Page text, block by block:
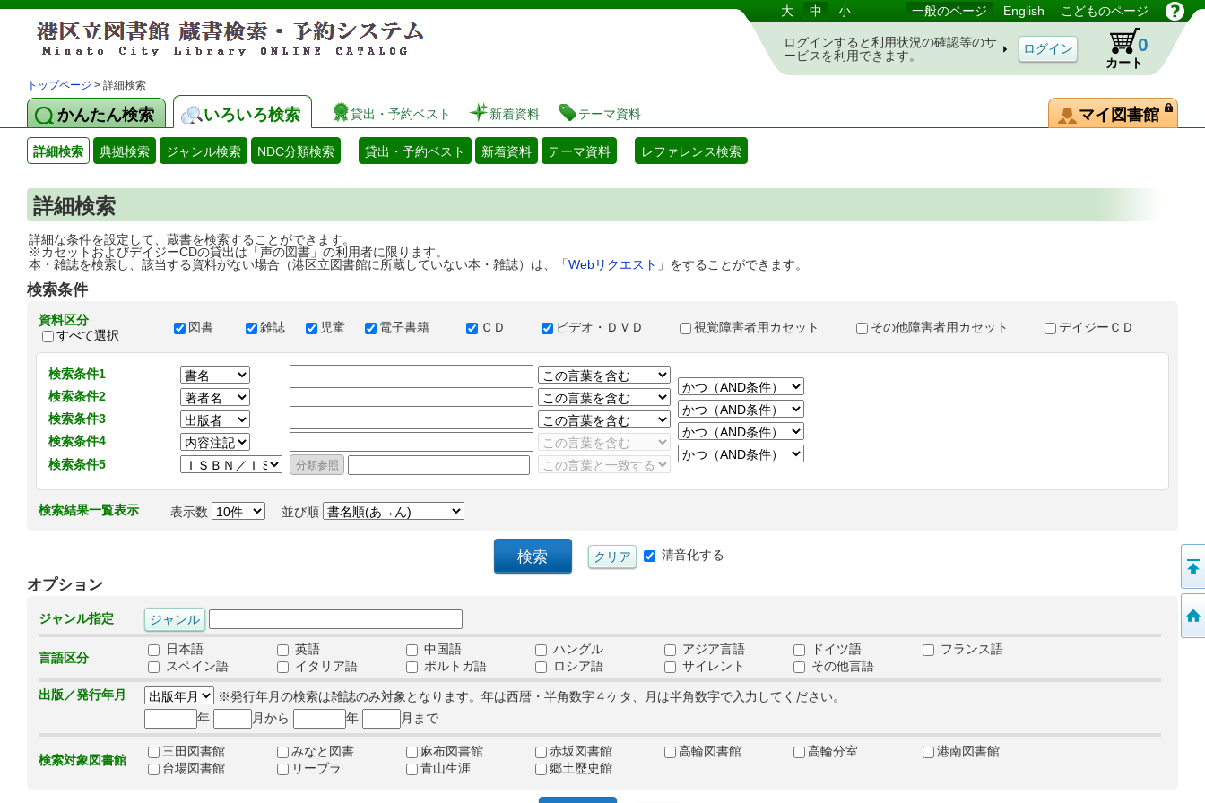
港区立図書館 蔵書検索・予約システム 大 中 小 一般のページ English こどものページ
ログインすると利用状況の確認等のサ
ービスを利用できます。
カート
0
トップページ > 詳細検索
かんたん検索 いろいろ検索 貸出・予約ベスト 新着資料 テーマ資料 マイ図書館
詳細検索 典拠検索 ジャンル検索 NDC分類検索 貸出・予約ベスト 新着資料 テーマ資料 レファレンス検索
詳細検索
詳細な条件を設定して、蔵書を検索することができます。
※カセットおよびデイジーCDの貸出は「声の図書」の利用者に限ります。
本・雑誌を検索し、該当する資料がない場合（港区立図書館に所蔵していない本・雑誌）は、「Webリクエスト 」をすることができます。
検索条件
資料区分
すべて選択
図書 雑誌 児童 電子書籍 ＣＤ ビデオ・ＤＶＤ 視覚障害者用カセット その他障害者用カセット デイジーＣＤ
検索条件1
検索条件2
検索条件3
検索条件4
検索条件5
検索結果一覧表示 表示数 並び順
清音化する
オプション
ジャンル指定
言語区分
日本語 英語 中国語 ハングル アジア言語 ドイツ語
フランス語
スペイン語
イタリア語 ポルトガ語 ロシア語 サイレント
その他言語
出版／発行年月
※発行年月の検索は雑誌のみ対象となります。年は西暦・半角数字４ケタ、月は半角数字で入力してください。
年
月から 年 月まで
検索対象図書館
三田図書館 みなと図書 麻布図書館 赤坂図書館 高輪図書館 高輪分室
港南図書館
台場図書館
リーブラ 青山生涯 郷土歴史館